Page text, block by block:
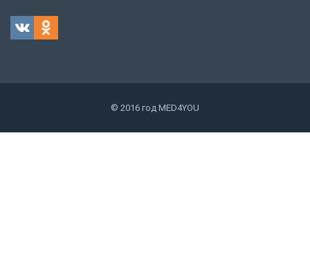
© 2016 год MED4YOU